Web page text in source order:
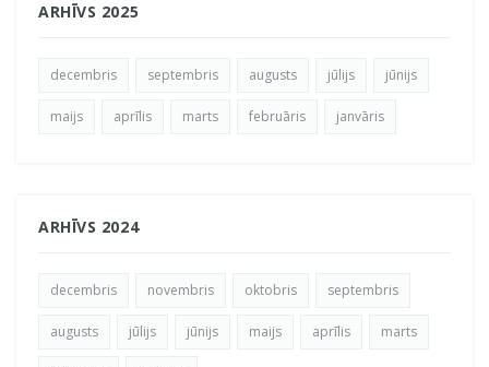
ARHĪVS 2025
decembris septembris augusts jūlijs jūnijs
maijs aprīlis marts februāris janvāris
ARHĪVS 2024
decembris novembris oktobris septembris
augusts jūlijs jūnijs maijs aprīlis marts